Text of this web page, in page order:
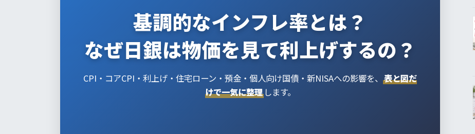
基調的なインフレ率とは？
なぜ日銀は物価を見て利上げするの？
CPI・コアCPI・利上げ・住宅ローン・預金・個人向け国債・新NISAへの影響を、表と図だ
けで一気に整理します。